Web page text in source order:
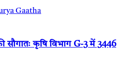
Gaatha
सौगातः कृषि विभाग G-3 में 3446